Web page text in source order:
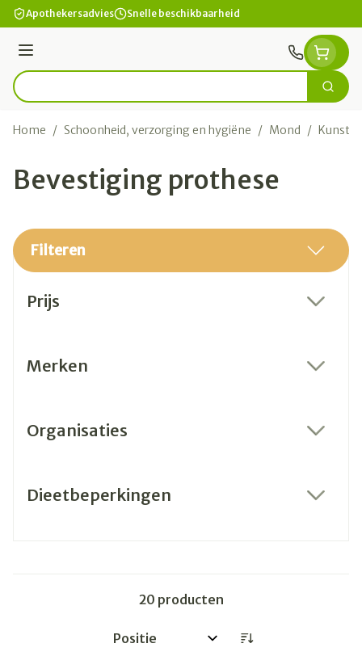
Ga naar de inhoud
Apothekersadvies Snelle beschikbaarheid
Menu
Product, merk, categorie... Zoek
Home / Schoonheid, verzorging en hygiëne / Mond /
Bevestiging prothese
Filteren
Prijs
Merken
Organisaties
Dieetbeperkingen
20 producten
Sorteer op: